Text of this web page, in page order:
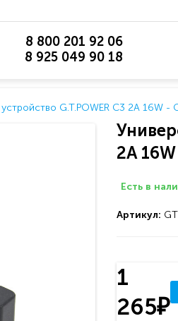
8 800 201 92 06
8 925 049 90 18
G.T.POWER C3 2A 16W -
2A
Есть в
Артикул:
1
265₽